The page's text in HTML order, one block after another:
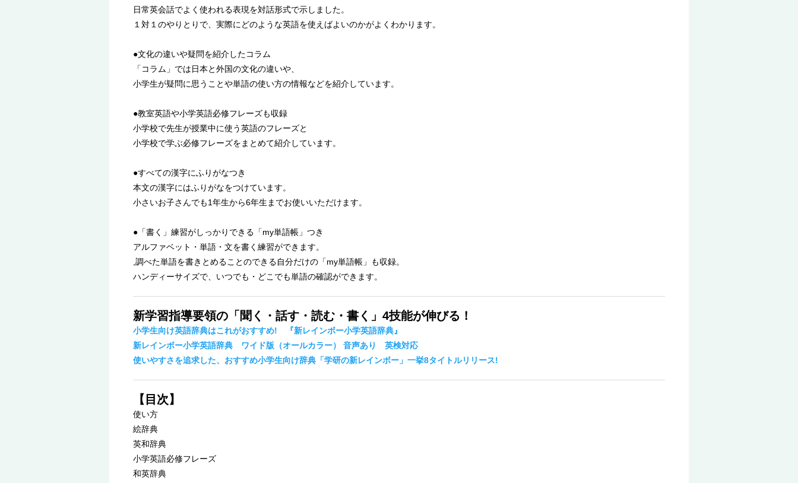
日常英会話でよく使われる表現を対話形式で示しました。
１対１のやりとりで、実際にどのような英語を使えばよいのかがよくわかります。
●文化の違いや疑問を紹介したコラム
「コラム」では日本と外国の文化の違いや、
小学生が疑問に思うことや単語の使い方の情報などを紹介しています。
●教室英語や小学英語必修フレーズも収録
小学校で先生が授業中に使う英語のフレーズと
小学校で学ぶ必修フレーズをまとめて紹介しています。
●すべての漢字にふりがなつき
本文の漢字にはふりがなをつけています。
小さいお子さんでも1年生から6年生までお使いいただけます。
●「書く」練習がしっかりできる「my単語帳」つき
アルファベット・単語・文を書く練習ができます。
,調べた単語を書きとめることのできる自分だけの「my単語帳」も収録。
ハンディーサイズで、いつでも・どこでも単語の確認ができます。
新学習指導要領の「聞く・話す・読む・書く」4技能が伸びる！
小学生向け英語辞典はこれがおすすめ! 『新レインボー小学英語辞典』
新レインボー小学英語辞典 ワイド版（オールカラー） 音声あり 英検対応
使いやすさを追求した、おすすめ小学生向け辞典「学研の新レインボー」一挙8タイトルリリース!
【目次】
使い方
絵辞典
英和辞典
小学英語必修フレーズ
和英辞典